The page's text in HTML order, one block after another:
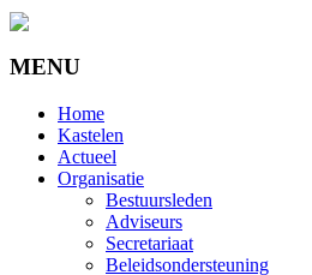
MENU
Home
Kastelen
Actueel
Organisatie
Bestuursleden
Adviseurs
Secretariaat
Beleidsondersteuning